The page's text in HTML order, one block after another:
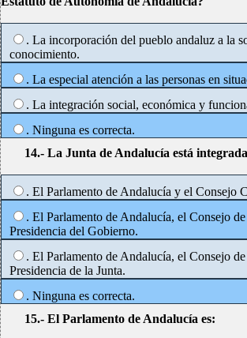
. La incorporación del pueblo andaluz a la
conocimiento.
. La especial atención a las personas en
. La integración social, económica y
. Ninguna es correcta.
14.- La Junta de Andalucía está
. El Parlamento de Andalucía y el Consejo
. El Parlamento de Andalucía, el Consejo
Presidencia del Gobierno.
. El Parlamento de Andalucía, el Consejo
Presidencia de la Junta.
. Ninguna es correcta.
15.- El Parlamento de Andalucía es: